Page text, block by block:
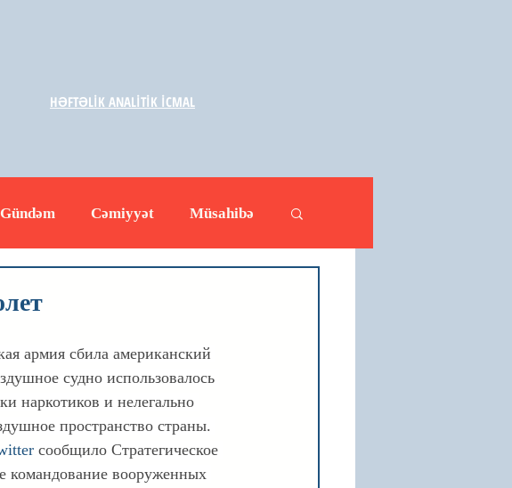
Gündəm Cəmiyyət Müsahibə
армия сбила американский
судно использовалось
наркотиков и нелегально
пространство страны.
сообщило Стратегическое
командование вооруженных
HƏFTƏLİK ANALİTİK İCMAL